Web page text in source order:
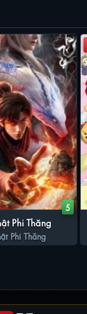
5
Phi Thăng
Phi Thăng